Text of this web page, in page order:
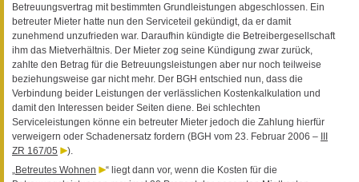
Betreuungsvertrag mit bestimmten Grundleistungen abgeschlossen. Ein
betreuter Mieter hatte nun den Serviceteil gekündigt, da er damit
zunehmend unzufrieden war. Daraufhin kündigte die Betreibergesellschaft
ihm das Mietverhältnis. Der Mieter zog seine Kündigung zwar zurück,
zahlte den Betrag für die Betreuungsleistungen aber nur noch teilweise
beziehungsweise gar nicht mehr. Der BGH entschied nun, dass die
Verbindung beider Leistungen der verlässlichen Kostenkalkulation und
damit den Interessen beider Seiten diene. Bei schlechten
Serviceleistungen könne ein betreuter Mieter jedoch die Zahlung hierfür
verweigern oder Schadenersatz fordern (BGH vom 23. Februar 2006 – III
ZR 167/05
).
„Betreutes Wohnen
“ liegt dann vor, wenn die Kosten für die